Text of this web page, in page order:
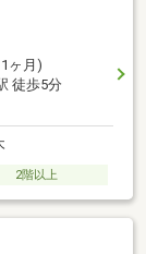
ヶ月)
徒歩5分
2階以上